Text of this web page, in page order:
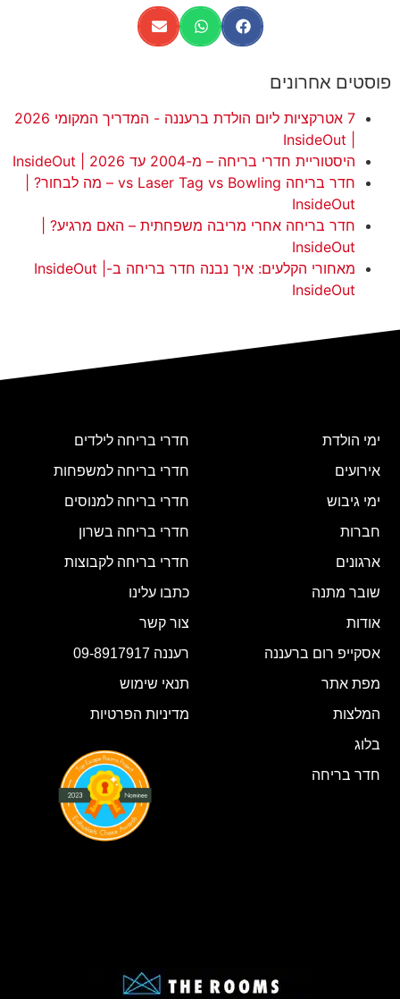
פוסטים אחרונים
7 אטרקציות ליום הולדת ברעננה - המדריך המקומי 2026
היסטוריית חדרי בריחה – מ-2004 עד 2026 | InsideOut
חדר בריחה vs Laser Tag vs Bowling – מה לבחור? |
InsideOut
חדר בריחה אחרי מריבה משפחתית – האם מרגיע? |
InsideOut
מאחורי הקלעים: איך נבנה חדר בריחה ב-InsideOut |
InsideOut
ימי הולדת
אירועים
ימי גיבוש
חברות
ארגונים
שובר מתנה
חדרי בריחה לילדים
חדרי בריחה למשפחות
חדרי בריחה למנוסים
חדרי בריחה בשרון
חדרי בריחה לקבוצות
כתבו עלינו
אודות
אסקייפ רום ברעננה
מפת אתר
המלצות
בלוג
חדר בריחה
צור קשר
רעננה 09-8917917
תנאי שימוש
מדיניות הפרטיות